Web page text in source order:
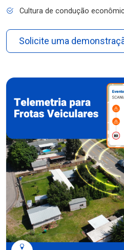
Cultura de condução
Solicite uma